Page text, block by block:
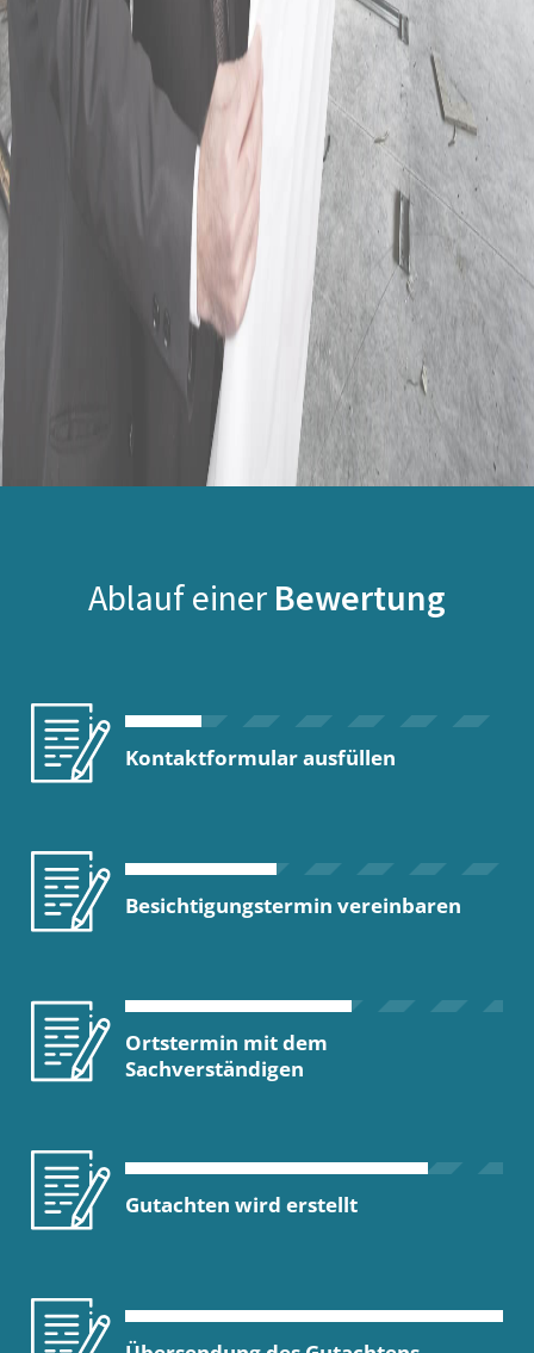
Ablauf einer Bewertung
Kontaktformular ausfüllen
Besichtigungstermin vereinbaren
Ortstermin mit dem
Sachverständigen
Gutachten wird erstellt